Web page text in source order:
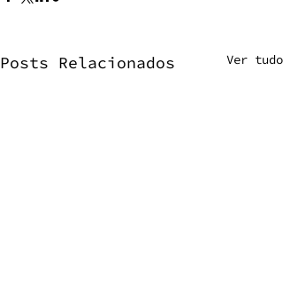
Posts Relacionados Ver tudo